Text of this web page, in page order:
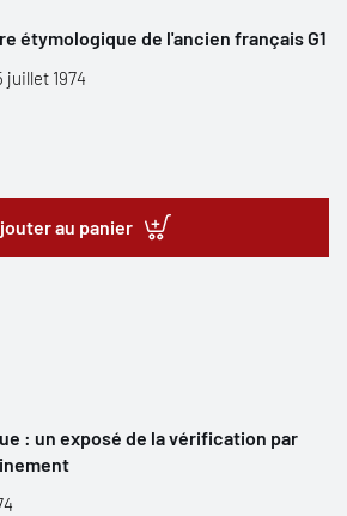
étymologique de l'ancien français G1
juillet 1974
au panier
: un exposé de la vérification par